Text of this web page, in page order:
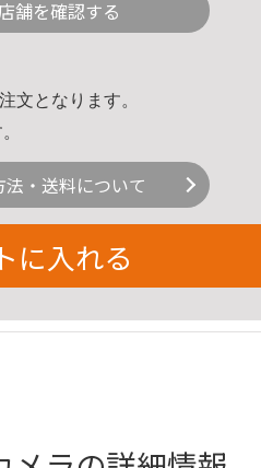
舗を確認する
文となります。
法・送料について
に入れる